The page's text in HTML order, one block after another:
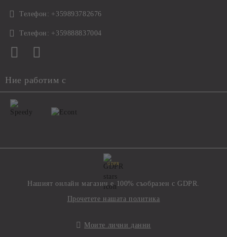
Телефон: +359893782676
Телефон: +359888837004
Ние работим с
GDPR
Нашият онлайн магазин е 100% съобразен с GDPR.
Прочетете нашата политика
Моите лични данни